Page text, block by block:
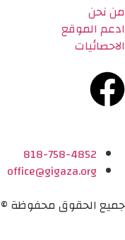
من نحن
ادعم الموقع
الاحصائيات
818-758-4852
office@gigaza.org
جميع الحقوق محفوظة © 2024